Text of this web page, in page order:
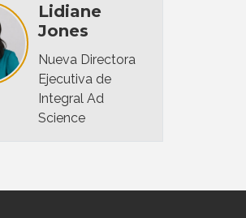
Lidiane
Jones
Nueva Directora
Ejecutiva de
Integral Ad
Science